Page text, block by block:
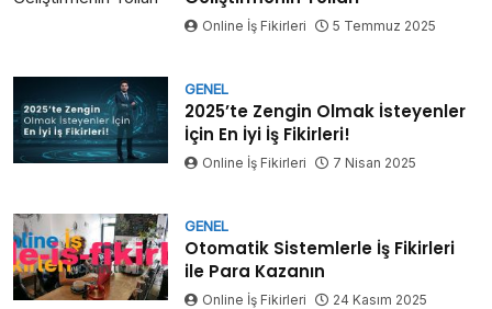
Online İş Fikirleri 5 Temmuz 2025
GENEL
2025’te Zengin Olmak İsteyenler
İçin En İyi İş Fikirleri!
Online İş Fikirleri 7 Nisan 2025
GENEL
Otomatik Sistemlerle İş Fikirleri
ile Para Kazanın
Online İş Fikirleri 24 Kasım 2025